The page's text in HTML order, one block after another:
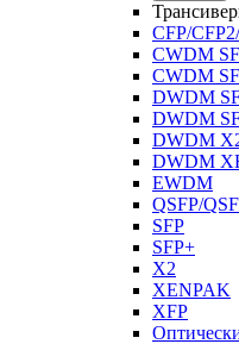
CFP/
CWDM
CWDM
DWDM
DWDM
DWDM
DWDM
EWDM
QSFP/
SFP
SFP+
X2
XENPAK
XFP